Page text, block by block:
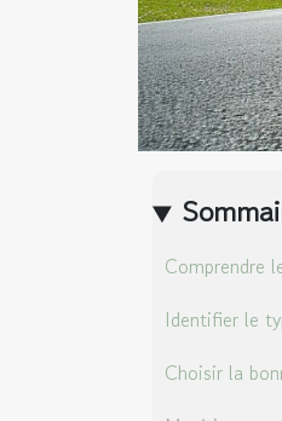
Comprendre
Identifier le
Choisir la